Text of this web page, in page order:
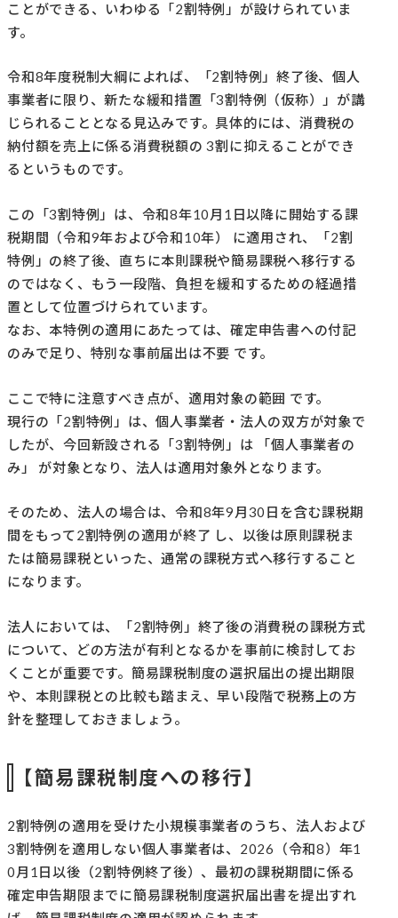
ことができる、いわゆる「2割特例」が設けられていま
す。
令和8年度税制大綱によれば、「2割特例」終了後、個人
事業者に限り、新たな緩和措置「3割特例（仮称）」が講
じられることとなる見込みです。具体的には、消費税の
納付額を売上に係る消費税額の 3割に抑えることができ
るというものです。
この「3割特例」は、令和8年10月1日以降に開始する課
税期間（令和9年および令和10年） に適用され、「2割
特例」の終了後、直ちに本則課税や簡易課税へ移行する
のではなく、もう一段階、負担を緩和するための経過措
置として位置づけられています。
なお、本特例の適用にあたっては、確定申告書への付記
のみで足り、特別な事前届出は不要 です。
ここで特に注意すべき点が、適用対象の範囲 です。
現行の「2割特例」は、個人事業者・法人の双方が対象で
したが、今回新設される「3割特例」は 「個人事業者の
み」 が対象となり、法人は適用対象外となります。
そのため、法人の場合は、令和8年9月30日を含む課税期
間をもって2割特例の適用が終了 し、以後は原則課税ま
たは簡易課税といった、通常の課税方式へ移行すること
になります。
法人においては、「2割特例」終了後の消費税の課税方式
について、どの方法が有利となるかを事前に検討してお
くことが重要です。簡易課税制度の選択届出の提出期限
や、本則課税との比較も踏まえ、早い段階で税務上の方
針を整理しておきましょう。
【簡易課税制度への移行】
2割特例の適用を受けた小規模事業者のうち、法人および
3割特例を適用しない個人事業者は、2026（令和8）年1
0月1日以後（2割特例終了後）、最初の課税期間に係る
確定申告期限までに簡易課税制度選択届出書を提出すれ